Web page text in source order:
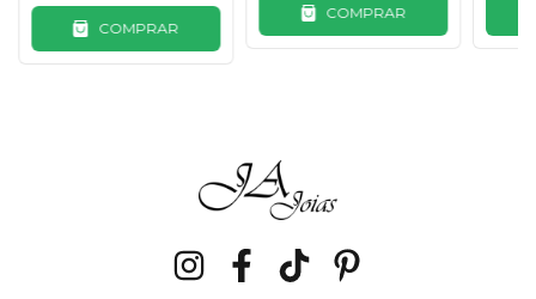
COMPRAR
COMPRAR